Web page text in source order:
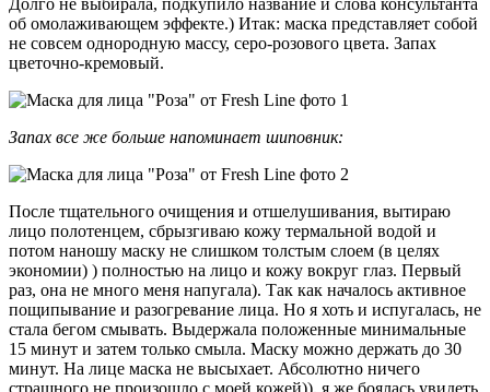
об омолаживающем эффекте.) Итак: маска представляет собой
не совсем однородную массу, серо-розового цвета. Запах
цветочно-кремовый.
Запах все же больше напоминает шиповник:
После тщательного очищения и отшелушивания, вытираю
лицо полотенцем, сбрызгиваю кожу термальной водой и
потом наношу маску не слишком толстым слоем (в целях
экономии) ) полностью на лицо и кожу вокруг глаз. Первый
раз, она не много меня напугала). Так как началось активное
пощипывание и разогревание лица. Но я хоть и испугалась, не
стала бегом смывать. Выдержала положенные минимальные
15 минут и затем только смыла. Маску можно держать до 30
минут. На лице маска не высыхает. Абсолютно ничего
страшного не произошло с моей кожей)), я же боялась увидеть